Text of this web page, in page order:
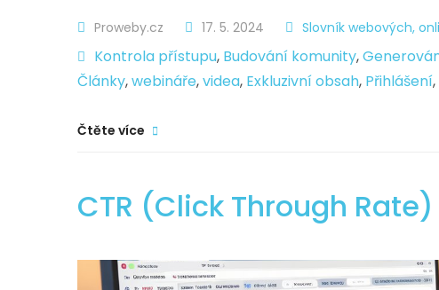
Proweby.cz 17. 5. 2024 Slovník webových,
Kontrola přístupu, Budování komunity,
Články,webináře,videa, Exkluzivní obsah, Přihlášení,
Čtěte více
CTR (Click Through Rate)